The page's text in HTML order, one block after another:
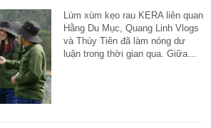
Lùm xùm kẹo rau KERA liên quan
Hằng Du Mục, Quang Linh Vlogs
và Thùy Tiên đã làm nóng dư
luận trong thời gian qua. Giữa…